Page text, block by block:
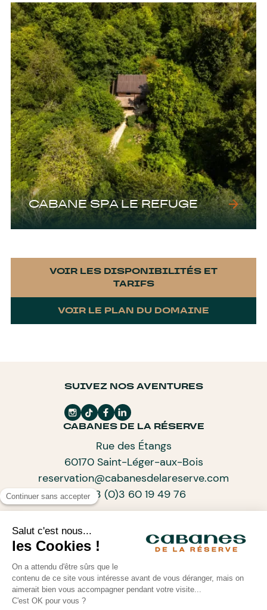
CABANE SPA LE REFUGE
VOIR LES DISPONIBILITÉS ET
TARIFS
VOIR LE PLAN DU DOMAINE
SUIVEZ NOS AVENTURES
CABANES DE LA RÉSERVE
Rue des Étangs
60170 Saint-Léger-aux-Bois
reservation@cabanesdelareserve.com
+33 (0)3 60 19 49 76
ABONNEZ-VOUS À NOTRE NEWSLETTER